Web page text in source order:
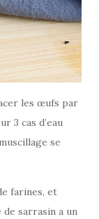
les œufs par
3 cas d’eau
se
farines, et
sarrasin a un